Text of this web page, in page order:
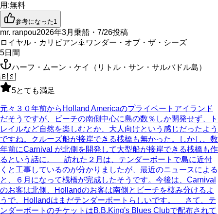
用 :無料
参考になった1
mr. ranpou2026年3月乗船・7/26投稿
ロイヤル・カリビアン 🚢 ワンダー・オブ・ザ・シーズ
5日間
ハーフ・ムーン・ケイ（リトル・サン・サルバドル島）
🇧🇸
5とても満足
元々３０年前からHolland Americaのプライベートアイランド
だそうですが、ビーチの南側中心に島の数％しか開発せず、ト
レイルなど自然を楽しむとか、大人向けという感じだったよう
ですね。クルーズ船が接岸できる桟橋も無かった。しかし、数
年前にCarnival が北側を開発して大型船が接岸できる桟橋も作
るという話に。 訪れた２月は、テンダーボートで島に近付
くと工事しているのが分かりましたが、最近のニュースによる
と、６月になって桟橋が完成したそうです。今後は、Carnival
のお客は北側、Hollandのお客は南側とビーチを棲み分けるよ
うで、Hollandはまだテンダーボートらしいです。 さて、テ
ンダーボートのチケットはB.B.King's Blues Clubで配布されて